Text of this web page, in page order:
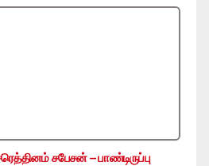
சபேசன் – பாண்டிருப்பு